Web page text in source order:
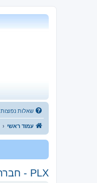
שאלות נפוצות
עמוד ראשי
PLX - חברת פרוטליקס